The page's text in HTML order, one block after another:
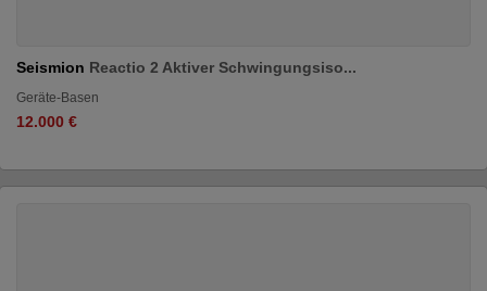
Seismion Reactio 2 Aktiver Schwingungsiso...
Geräte-Basen
12.000 €